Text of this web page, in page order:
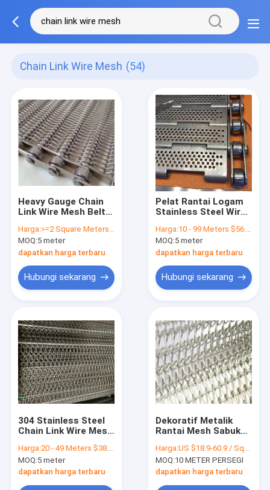
Chain Link Wire Mesh (54)
Heavy Gauge Chain
Link Wire Mesh Belt
Konveyor
Harga:>=2 Square Meters $43.00
MOQ:5 meter
dapatkan harga terbaru
Hubungi sekarang
Pelat Rantai Logam
Stainless Steel Wire
Untuk Industri Chip
Harga:10 - 99 Meters $56.80， 100 - 999 Meters $47.60， >=1000 Meters $25.20
MOQ:5 meter
dapatkan harga terbaru
Hubungi sekarang
304 Stainless Steel
Chain Link Wire Mesh
Membersihkan
Pengeringan
Harga:20 - 49 Meters $38.00， 50 - 199 Meters $36.80， >=200 Meters $36.00
MOQ:5 meter
dapatkan harga terbaru
Dekoratif Metalik
Rantai Mesh Sabuk
Kain Mesh
Harga:US $18.9-60.9 / Square Meter | 10 Square Meters (Min. Order)
MOQ:10 METER PERSEGI
dapatkan harga terbaru